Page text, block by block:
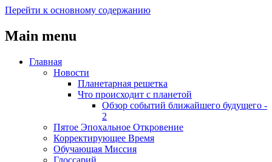
Перейти к основному содержанию
Main menu
Главная
Новости
Планетарная решетка
Что происходит с планетой
Обзор событий ближайшего будущего -
2
Пятое Эпохальное Откровение
Корректирующее Время
Обучающая Миссия
Глоссарий